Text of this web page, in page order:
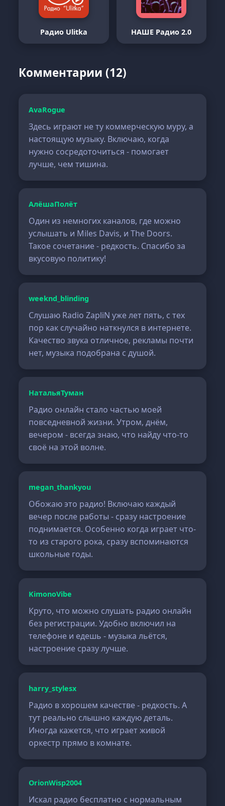
Радио Ulitka НАШЕ Радио 2.0
Комментарии (12)
AvaRogue
Здесь играют не ту коммерческую муру, а
настоящую музыку. Включаю, когда
нужно сосредоточиться - помогает
лучше, чем тишина.
АлёшаПолёт
Один из немногих каналов, где можно
услышать и Miles Davis, и The Doors.
Такое сочетание - редкость. Спасибо за
вкусовую политику!
weeknd_blinding
Слушаю Radio ZapliN уже лет пять, с тех
пор как случайно наткнулся в интернете.
Качество звука отличное, рекламы почти
нет, музыка подобрана с душой.
НатальяТуман
Радио онлайн стало частью моей
повседневной жизни. Утром, днём,
вечером - всегда знаю, что найду что-то
своё на этой волне.
megan_thankyou
Обожаю это радио! Включаю каждый
вечер после работы - сразу настроение
поднимается. Особенно когда играет что-
то из старого рока, сразу вспоминаются
школьные годы.
KimonoVibe
Круто, что можно слушать радио онлайн
без регистрации. Удобно включил на
телефоне и едешь - музыка льётся,
настроение сразу лучше.
harry_stylesx
Радио в хорошем качестве - редкость. А
тут реально слышно каждую деталь.
Иногда кажется, что играет живой
оркестр прямо в комнате.
OrionWisp2004
Искал радио бесплатно с нормальным